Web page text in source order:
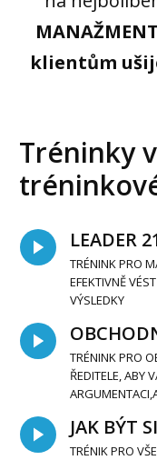
klientům
Tréninky
LEADER
TRÉNINK PRO
EFEKTIVNĚ
VÝSLEDKY
TRÉNINK PRO
ŘEDITELE, ABY
JAK BÝT
TRÉNIK PRO